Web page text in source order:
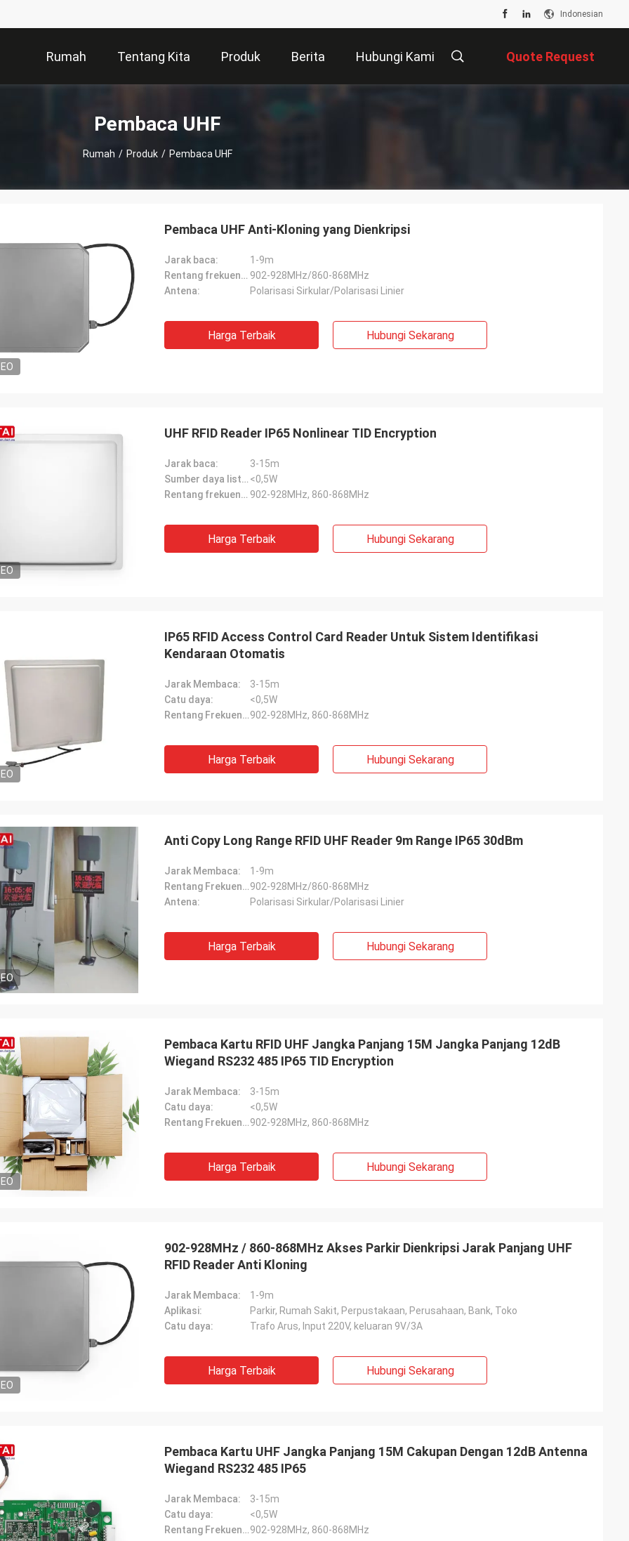
Indonesian
Rumah Tentang Kita Produk Berita Hubungi Kami Quote Request
Pembaca UHF
Rumah / Produk / Pembaca UHF
kabel dan remote control
bekerja...mereka menyukai
(dengan asumsi itu akan bertahan
10 tahun ke depan atau lebih)
Pembaca UHF Anti-Kloning yang Dienkripsi
Jarak baca:
1-9m
Rentang frekuensi: 902-928MHz/860-868MHz
Antena:
Polarisasi Sirkular/Polarisasi Linier
Harga Terbaik Hubungi Sekarang
UHF RFID Reader IP65 Nonlinear TID Encryption
Jarak baca:
3-15m
Sumber daya listrik: <0,5W
Rentang frekuensi: 902-928MHz, 860-868MHz
Harga Terbaik Hubungi Sekarang
IP65 RFID Access Control Card Reader Untuk Sistem Identifikasi
Kendaraan Otomatis
Jarak Membaca:
3-15m
Catu daya:
<0,5W
Rentang Frekuensi:902-928MHz, 860-868MHz
Harga Terbaik Hubungi Sekarang
Anti Copy Long Range RFID UHF Reader 9m Range IP65 30dBm
Jarak Membaca:
1-9m
Rentang Frekuensi:902-928MHz/860-868MHz
Antena:
Polarisasi Sirkular/Polarisasi Linier
Harga Terbaik Hubungi Sekarang
Pembaca Kartu RFID UHF Jangka Panjang 15M Jangka Panjang 12dB
Wiegand RS232 485 IP65 TID Encryption
Jarak Membaca:
3-15m
Catu daya:
<0,5W
Rentang Frekuensi:902-928MHz, 860-868MHz
Harga Terbaik Hubungi Sekarang
902-928MHz / 860-868MHz Akses Parkir Dienkripsi Jarak Panjang UHF
RFID Reader Anti Kloning
Jarak Membaca:
1-9m
Aplikasi:
Parkir, Rumah Sakit, Perpustakaan, Perusahaan, Bank, Toko
Catu daya:
Trafo Arus, Input 220V, keluaran 9V/3A
Harga Terbaik Hubungi Sekarang
Pembaca Kartu UHF Jangka Panjang 15M Cakupan Dengan 12dB Antenna
Wiegand RS232 485 IP65
Jarak Membaca:
3-15m
Catu daya:
<0,5W
Rentang Frekuensi:902-928MHz, 860-868MHz